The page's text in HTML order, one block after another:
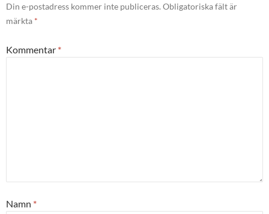
Din e-postadress kommer inte publiceras. Obligatoriska fält är
märkta *
Kommentar *
Namn *